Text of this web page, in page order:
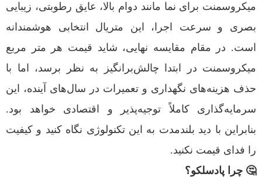
میکروسمنت برای نما مانند دوام بالا، عایق رطوبتی، زیبایی
بصری و سرعت اجرا، این متریال انتخابی هوشمندانه
است. در مقام مقایسه نهایی، شاید قیمت هر متر مربع
میکروسمنت در ابتدا چالش‌برانگیز به نظر برسد، اما با
حذف هزینه‌های نگهداری و تعمیرات در سال‌های آینده، این
سرمایه‌گذاری کاملاً توجیه‌پذیر و اقتصادی خواهد بود.
بنابراین با دید بلندمدت به این تکنولوژی نگاه کنید و کیفیت
را فدای قیمت نکنید.
🤔 چرا پادسلکو؟